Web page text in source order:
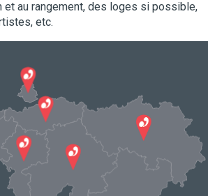
et au rangement, des loges si possible,
etc.